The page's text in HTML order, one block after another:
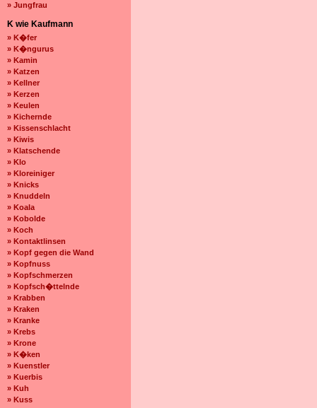
» Jungfrau
K wie Kaufmann
» K�fer
» K�ngurus
» Kamin
» Katzen
» Kellner
» Kerzen
» Keulen
» Kichernde
» Kissenschlacht
» Kiwis
» Klatschende
» Klo
» Kloreiniger
» Knicks
» Knuddeln
» Koala
» Kobolde
» Koch
» Kontaktlinsen
» Kopf gegen die Wand
» Kopfnuss
» Kopfschmerzen
» Kopfsch�ttelnde
» Krabben
» Kraken
» Kranke
» Krebs
» Krone
» K�ken
» Kuenstler
» Kuerbis
» Kuh
» Kuss